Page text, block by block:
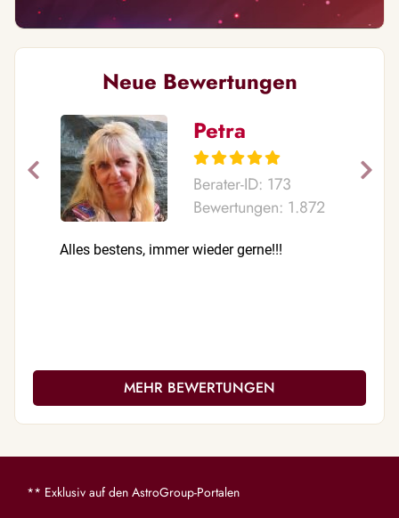
Neue Bewertungen
Petra
Berater-ID: 173
Bewertungen: 1.872
Alles bestens, immer wieder gerne!!!
du
MEHR BEWERTUNGEN
** Exklusiv auf den AstroGroup-Portalen